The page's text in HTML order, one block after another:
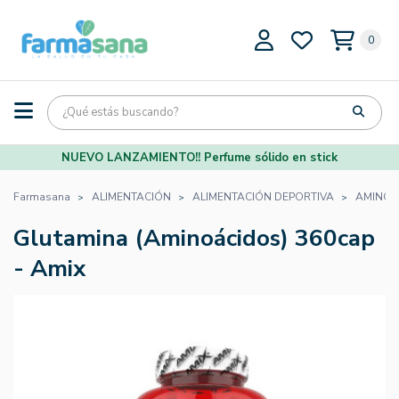
0
NUEVO LANZAMIENTO!! Perfume sólido en stick
Farmasana ALIMENTACIÓN ALIMENTACIÓN DEPORTIVA
Glutamina (Aminoácidos) 360cap
- Amix